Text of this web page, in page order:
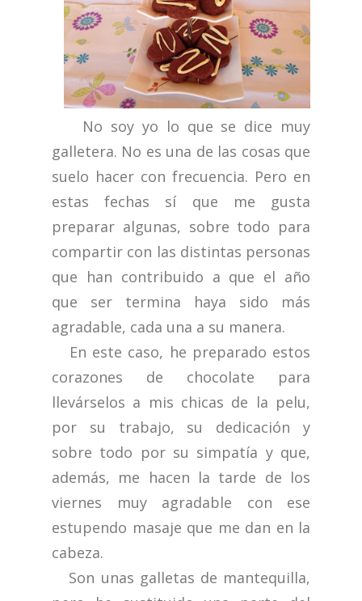
No soy yo lo que se dice muy
galletera. No es una de las cosas que
suelo hacer con frecuencia. Pero en
estas fechas sí que me gusta
preparar algunas, sobre todo para
compartir con las distintas personas
que han contribuido a que el año
que ser termina haya sido más
agradable, cada una a su manera.
En este caso, he preparado estos
corazones de chocolate para
llevárselos a mis chicas de la pelu,
por su trabajo, su dedicación y
sobre todo por su simpatía y que,
además, me hacen la tarde de los
viernes muy agradable con ese
estupendo masaje que me dan en la
cabeza.
Son unas galletas de mantequilla,